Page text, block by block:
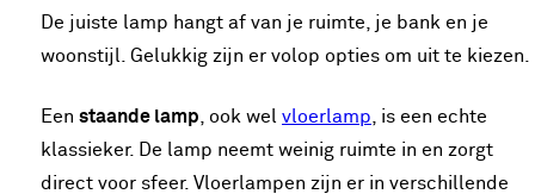
De juiste lamp hangt af van je ruimte, je bank en je
woonstijl. Gelukkig zijn er volop opties om uit te kiezen.
Een staande lamp , ook wel vloerlamp , is een echte
klassieker. De lamp neemt weinig ruimte in en zorgt
direct voor sfeer. Vloerlampen zijn er in verschillende